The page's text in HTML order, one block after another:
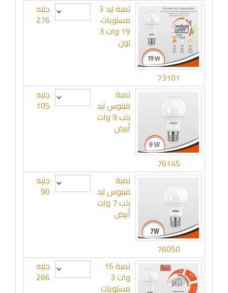
73101
لمبة ليد 3
مستويات
19 وات 3
لون
جنيه
276
76145
لمبة
فينوس ليد
بلب 9 وات
أبيض
جنيه
105
76050
لمبة
فينوس ليد
بلب 7 وات
أبيض
جنيه
90
لمبة 16
وات 3
مستويات
جنيه
266